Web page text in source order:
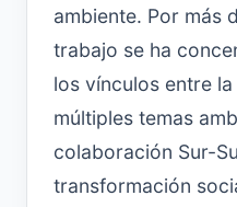
ambiente. Por más
trabajo se ha
los vínculos entre
múltiples temas
colaboración Sur-
transformación